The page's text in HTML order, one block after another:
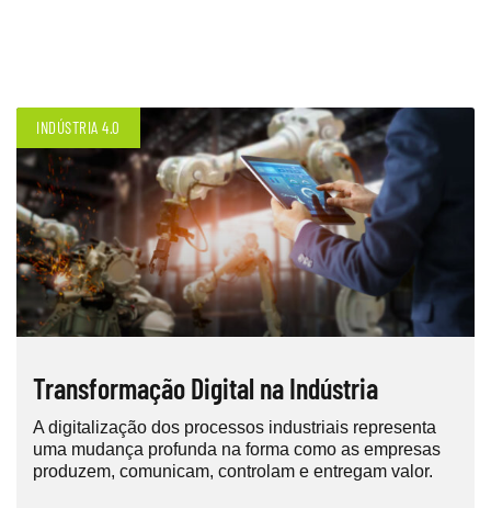
INDÚSTRIA 4.0
Transformação Digital na Indústria
A digitalização dos processos industriais representa
uma mudança profunda na forma como as empresas
produzem, comunicam, controlam e entregam valor.